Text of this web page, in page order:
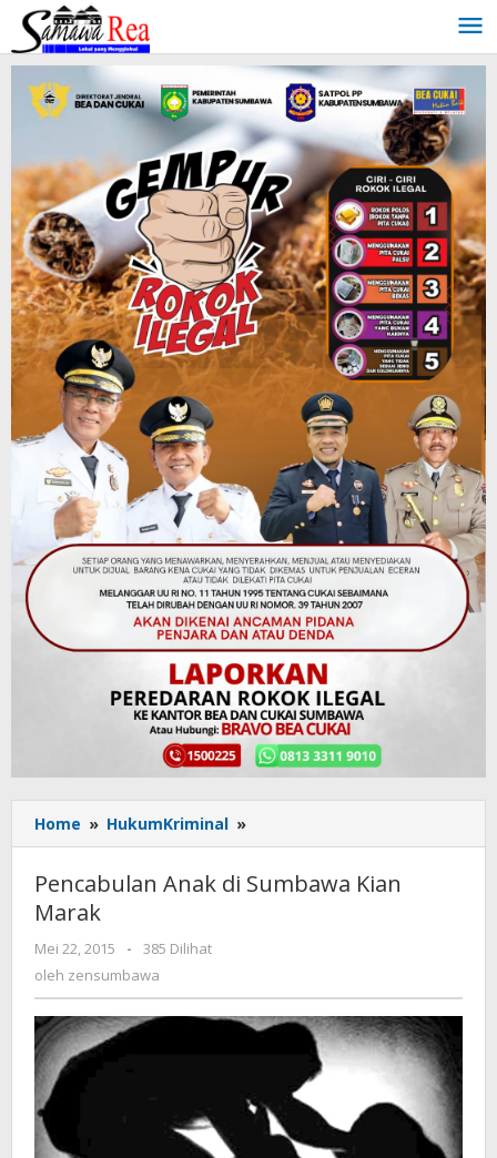
Lewati
konten
Home » HukumKriminal »
Anak
Sumbawa
Pencabulan Anak di Sumbawa Kian
Marak
Mei 22, 2015
oleh
zensumbawa
-
385 Dilihat
oleh zensumbawa